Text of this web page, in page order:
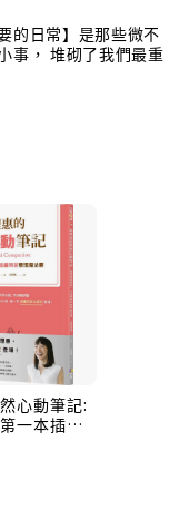
什麼瘦身法都有
是必要的、什麼
心情真是輕鬆暢
教你如何面對
應俱全，只要有
丟棄行為，而是
式。
決定推薦給其他
的日常】是那些微不
事， 堆砌了我們最重
心動筆記:
一本插畫